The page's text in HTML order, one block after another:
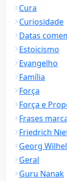
Cura
Curiosidade
Datas
Estoicismo
Evangelho
Família
Força
Força e
Frases
Friedrich
Georg
Geral
Guru Nanak